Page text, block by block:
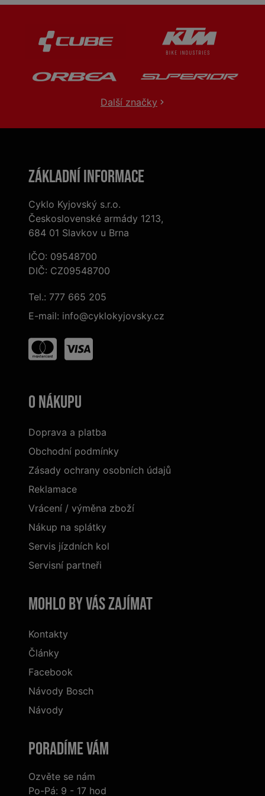
Další značky
Základní informace
Cyklo Kyjovský s.r.o.
Československé armády 1213,
684 01 Slavkov u Brna
IČO: 09548700
DIČ: CZ09548700
Tel.: 777 665 205
E-mail: info@cyklokyjovsky.cz
O nákupu
Doprava a platba
Obchodní podmínky
Zásady ochrany osobních údajů
Reklamace
Vrácení / výměna zboží
Nákup na splátky
Servis jízdních kol
Servisní partneři
Mohlo by vás zajímat
Kontakty
Články
Facebook
Návody Bosch
Návody
Poradíme Vám
Ozvěte se nám
Po-Pá: 9 - 17 hod